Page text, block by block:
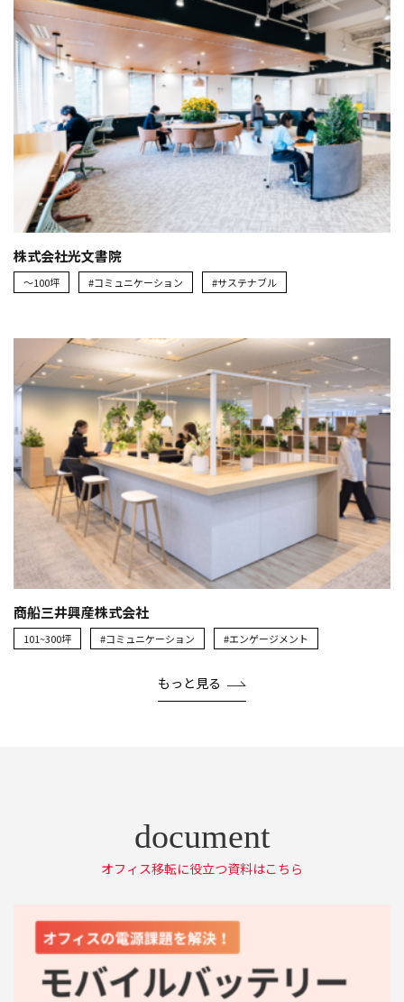
株式会社光文書院
～100坪 #コミュニケーション #サステナブル
商船三井興産株式会社
101~300坪 #コミュニケーション #エンゲージメント
もっと見る
オフィス移転に役立つ資料はこちら